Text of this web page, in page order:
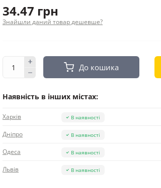
34.47 грн
Знайшли даний товар дешевше?
До кошика
Наявність в інших містах:
Харків В наявності
Дніпро В наявності
Одеса В наявності
Львів В наявності